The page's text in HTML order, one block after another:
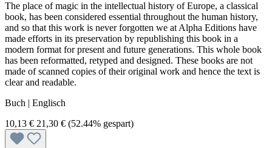
The place of magic in the intellectual history of Europe, a classical
book, has been considered essential throughout the human history,
and so that this work is never forgotten we at Alpha Editions have
made efforts in its preservation by republishing this book in a
modern format for present and future generations. This whole book
has been reformatted, retyped and designed. These books are not
made of scanned copies of their original work and hence the text is
clear and readable.
Buch | Englisch
10,13 € 21,30 € (52.44% gespart)